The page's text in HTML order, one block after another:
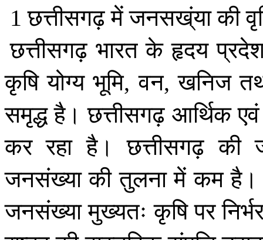
1छत्तीसगढ़मेंजनसख्ंयाकी
छत्तीसगढ़ भारत के हृदय
कृषि योग्य भूमि,वन,खनिज
समृद्ध है। छत्तीसगढ़ आर्थिक एवं
कर रहा है। छत्तीसगढ़ की
जनसंख्या की तुलना में कम है।
जनसंख्या मुख्यतः कृषि पर